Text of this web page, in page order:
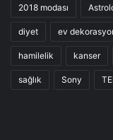
2018 modası
diyet ev
hamilelik kanser
sağlık Sony